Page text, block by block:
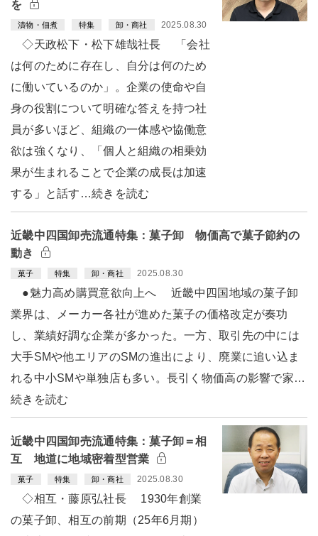
を
漬物・佃煮 特集 卸・商社 2025.08.30
◇天政松下・松下雄哉社長 「会社
は何のために存在し、自分は何のため
に働いているのか」。企業の使命や自
身の役割について明確な答えを持つ社
員が多いほど、組織の一体感や協働意
欲は強くなり、「個人と組織の相乗効
果が生まれることで企業の成長は加速
する」と話す…続きを読む
近畿中四国卸売流通特集：菓子卸 物価高で菓子節約の
動き
菓子 特集 卸・商社 2025.08.30
●魅力高め購買意欲向上へ 近畿中四国地域の菓子卸
業界は、メーカー各社が進めた菓子の価格改定が奏功
し、業績好調な企業が多かった。一方、取引先の中には
大手SMや他エリアのSMの進出により、廃業に追い込ま
れる中小SMや単独店も多い。長引く物価高の影響で家…
続きを読む
近畿中四国卸売流通特集：菓子卸＝相
互 地道に地域密着型営業
菓子 特集 卸・商社 2025.08.30
◇相互・藤原弘社長 1930年創業
の菓子卸、相互の前期（25年6月期）